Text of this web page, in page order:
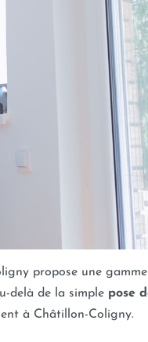
propose une
delà de la simple pose
à Châtillon-Coligny.